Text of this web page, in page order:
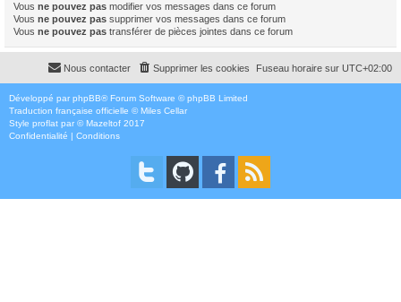
Vous ne pouvez pas modifier vos messages dans ce forum
Vous ne pouvez pas supprimer vos messages dans ce forum
Vous ne pouvez pas transférer de pièces jointes dans ce forum
Fuseau horaire sur UTC+02:00
Supprimer les cookies
Nous contacter
Développé par phpBB® Forum Software © phpBB Limited
Traduction française officielle ©Miles Cellar
Style proflat par ©Mazeltof 2017
Confidentialité | Conditions